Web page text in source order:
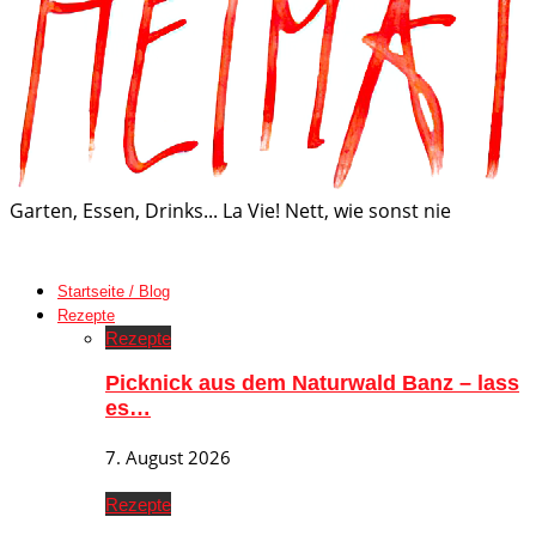
Garten, Essen, Drinks... La Vie! Nett, wie sonst nie
Startseite / Blog
Rezepte
Rezepte
Picknick aus dem Naturwald Banz – lass
es…
7. August 2026
Rezepte